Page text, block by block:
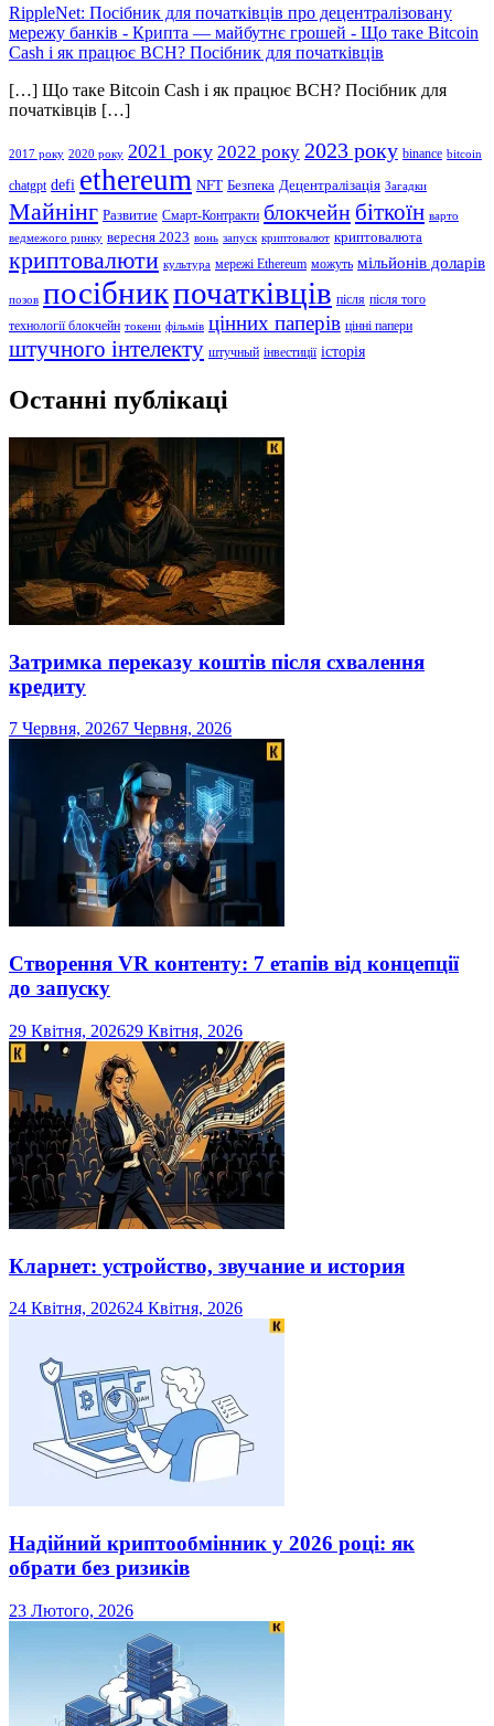
RippleNet: Посібник для початківців про децентралізовану
мережу банків - Крипта — майбутнє грошей - Що таке Bitcoin
Cash і як працює BCH? Посібник для початківців
[…] Що таке Bitcoin Cash і як працює BCH? Посібник для
початківців […]
2017 року 2020 року 2021 року 2022 року 2023 року binance bitcoin
chatgpt defi ethereum NFT Безпека Децентралізація Загадки
Майнінг Развитие Смарт-Контракти блокчейн біткоїн варто
ведмежого ринку вересня 2023 вонь запуск криптовалют криптовалюта
криптовалюти культура мережі Ethereum можуть мільйонів доларів
позов посібникпочатківців після після того
технології блокчейн токени фільмів цінних паперів цінні папери
штучного інтелекту штучный інвестиції історія
Останні публікаці
Затримка переказу коштів після схвалення
кредиту
7 Червня, 20267 Червня, 2026
Створення VR контенту: 7 етапів від концепції
до запуску
29 Квітня, 202629 Квітня, 2026
Кларнет: устройство, звучание и история
24 Квітня, 202624 Квітня, 2026
Надійний криптообмінник у 2026 році: як
обрати без ризиків
23 Лютого, 2026